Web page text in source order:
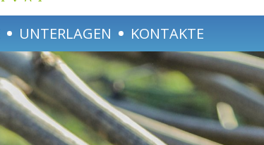
UNTERLAGEN KONTAKTE